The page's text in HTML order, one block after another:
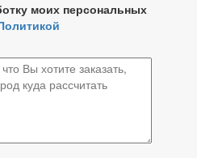
моих персональных